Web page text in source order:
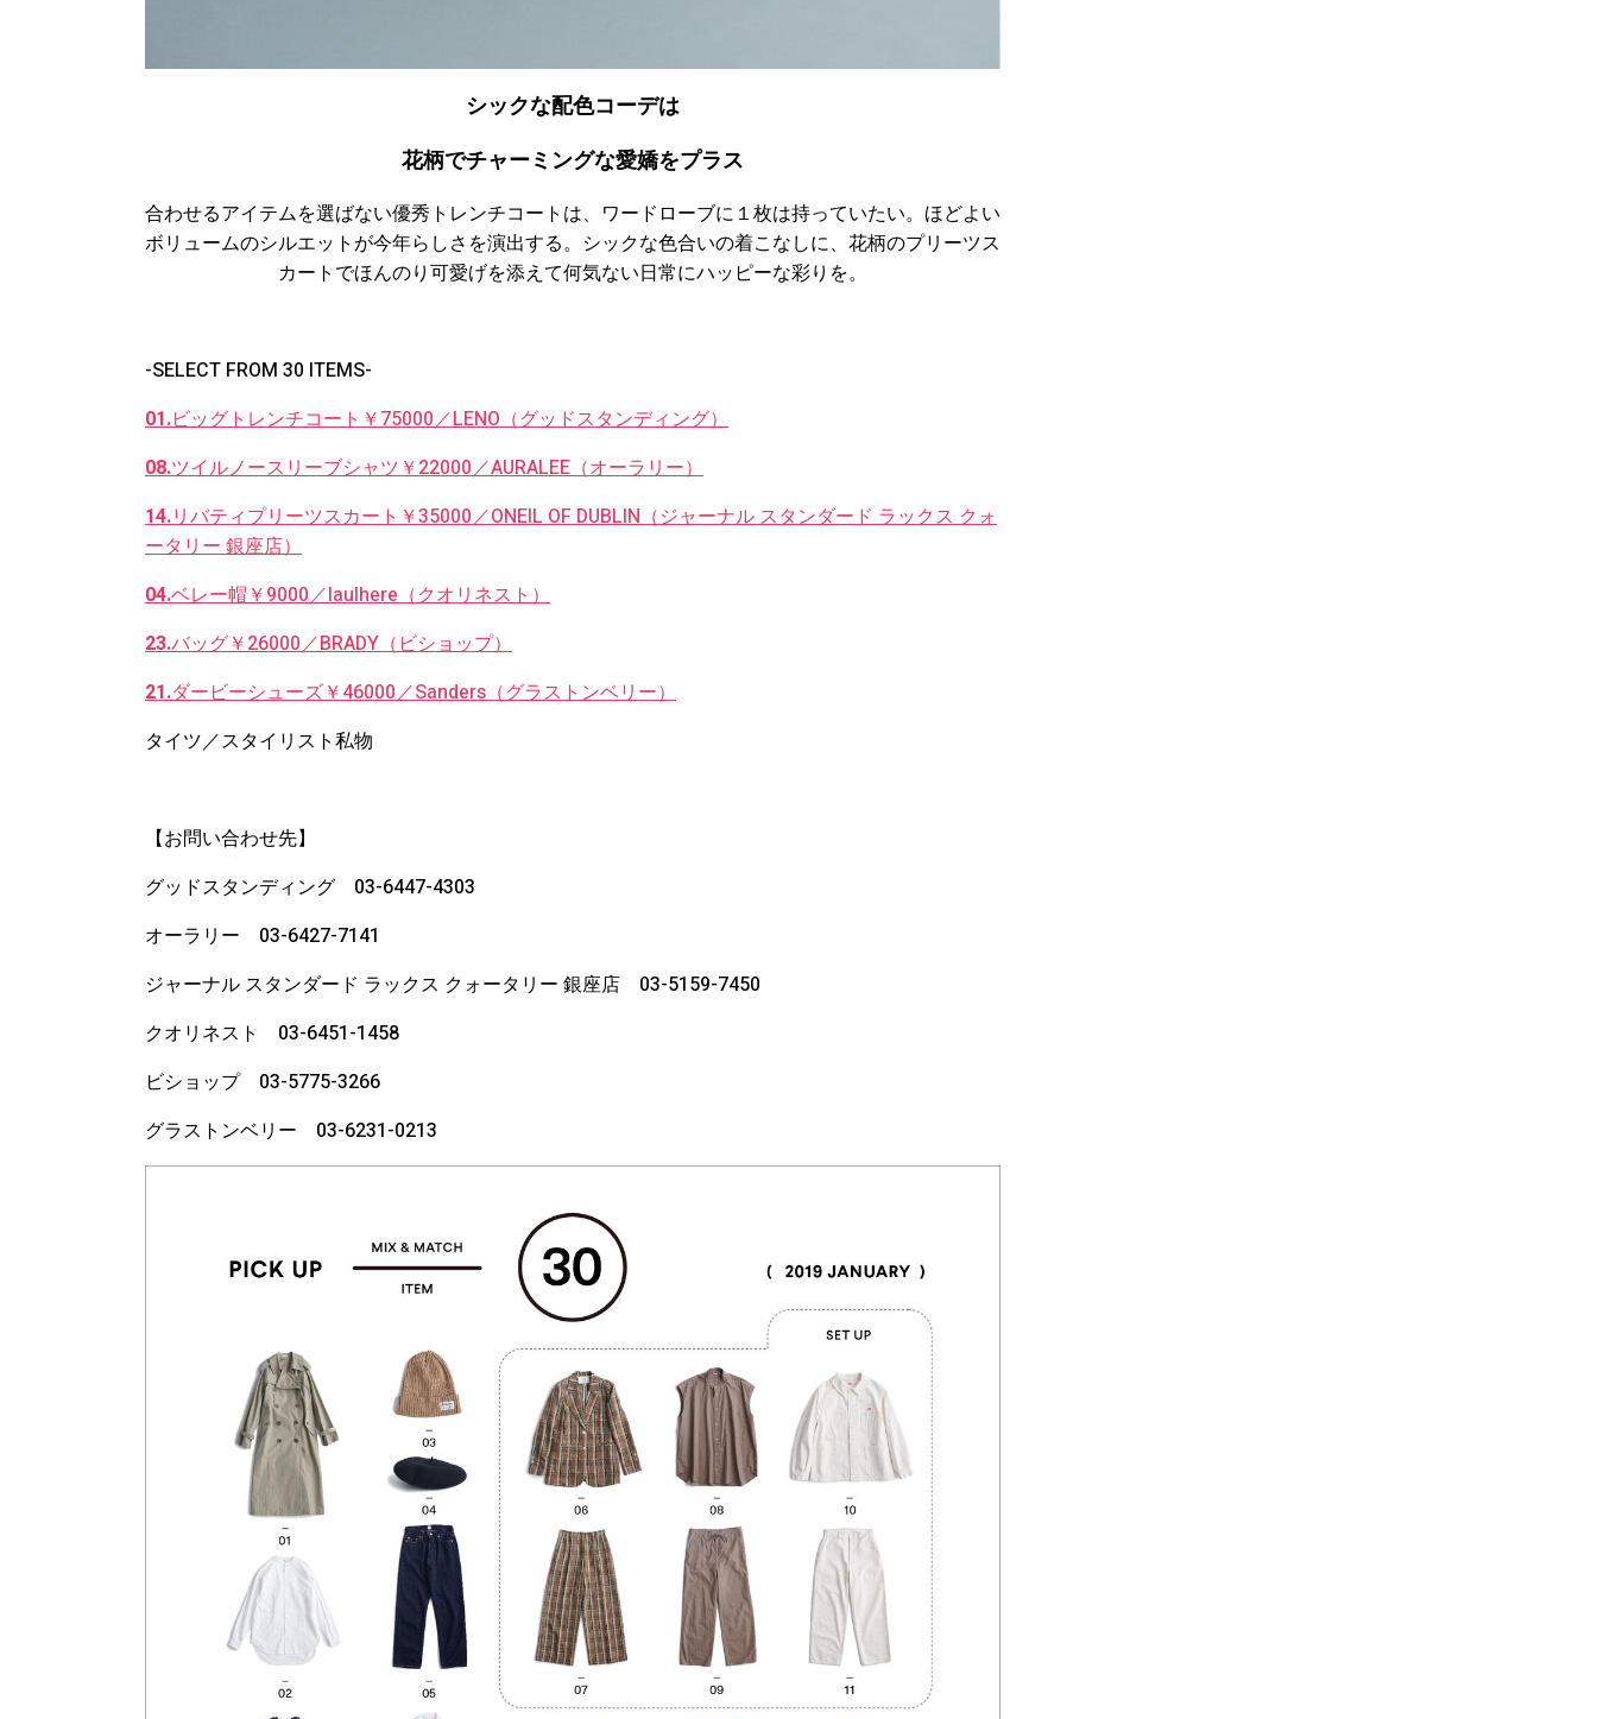
シックな配色コーデは
花柄でチャーミングな愛嬌をプラス
合わせるアイテムを選ばない優秀トレンチコートは、ワードローブに１枚は持っていたい。ほどよい
ボリュームのシルエットが今年らしさを演出する。シックな色合いの着こなしに、花柄のプリーツス
カートでほんのり可愛げを添えて何気ない日常にハッピーな彩りを。
-SELECT FROM 30 ITEMS-
01.ビッグトレンチコート￥75000／LENO（グッドスタンディング）
08.ツイルノースリーブシャツ￥22000／AURALEE（オーラリー）
14.リバティプリーツスカート￥35000／ONEIL OF DUBLIN（ジャーナル スタンダード ラックス クォ
ータリー 銀座店）
04.ベレー帽￥9000／laulhere（クオリネスト）
23.バッグ￥26000／BRADY（ビショップ）
21.ダービーシューズ￥46000／Sanders（グラストンベリー）
タイツ／スタイリスト私物
【お問い合わせ先】
グッドスタンディング 03-6447-4303
オーラリー 03-6427-7141
ジャーナル スタンダード ラックス クォータリー 銀座店 03-5159-7450
クオリネスト 03-6451-1458
ビショップ 03-5775-3266
グラストンベリー 03-6231-0213